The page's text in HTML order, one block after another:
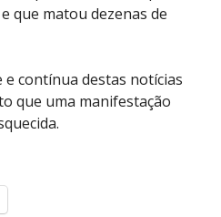
que matou dezenas de
contínua destas notícias
que uma manifestação